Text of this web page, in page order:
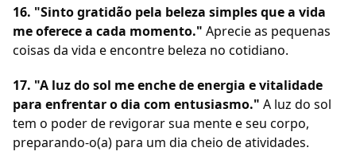
16. "Sinto gratidão pela beleza simples que a vida
me oferece a cada momento." Aprecie as pequenas
coisas da vida e encontre beleza no cotidiano.
17. "A luz do sol me enche de energia e vitalidade
para enfrentar o dia com entusiasmo." A luz do sol
tem o poder de revigorar sua mente e seu corpo,
preparando-o(a) para um dia cheio de atividades.